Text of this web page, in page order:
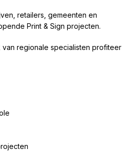
retailers, gemeenten en
Print & Sign projecten.
regionale specialisten profiteer